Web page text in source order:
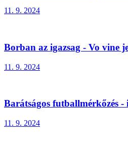
11. 9. 2024
Borban az igazsag - Vo vine
11. 9. 2024
Barátságos futballmérkőzés
11. 9. 2024